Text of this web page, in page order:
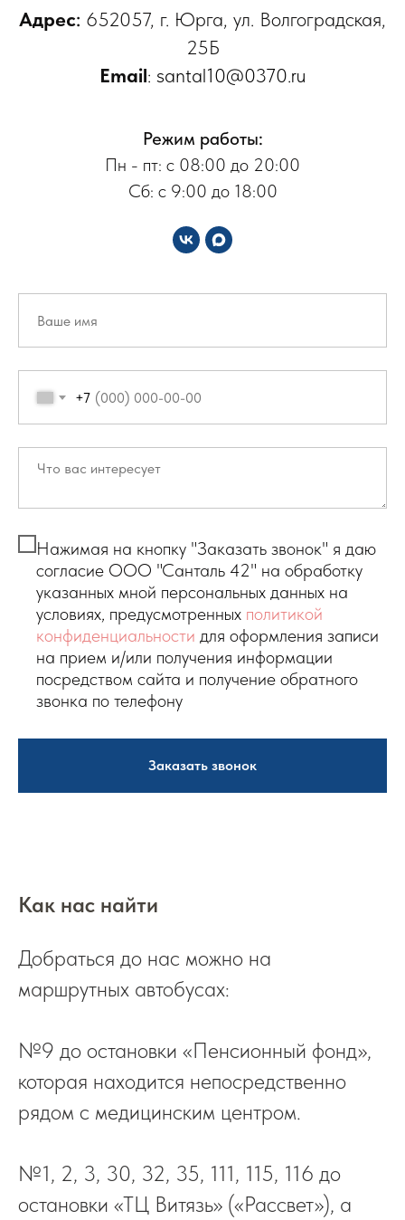
Адрес: 652057, г. Юрга, ул. Волгоградская,
25Б
Email: santal10@0370.ru
Режим работы:
Пн - пт: с 08:00 до 20:00
Сб: с 9:00 до 18:00
+7
Нажимая на кнопку "Заказать звонок" я даю
согласие ООО "Санталь 42" на обработку
указанных мной персональных данных на
условиях, предусмотренных политикой
конфиденциальности для оформления записи
на прием и/или получения информации
посредством сайта и получение обратного
звонка по телефону
Заказать звонок
Как нас найти
Добраться до нас можно на
маршрутных автобусах:
№9 до остановки «Пенсионный фонд»,
которая находится непосредственно
рядом с медицинским центром.
№1, 2, 3, 30, 32, 35, 111, 115, 116 до
остановки «ТЦ Витязь» («Рассвет»), а